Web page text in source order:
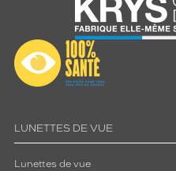
LUNETTES DE VUE
Lunettes de vue